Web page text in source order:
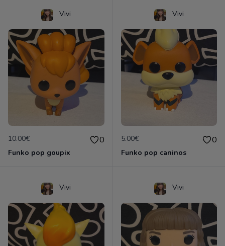
Vivi
10.00€ 0
Funko pop goupix
Vivi
5.00€ 0
Funko pop caninos
Vivi Vivi